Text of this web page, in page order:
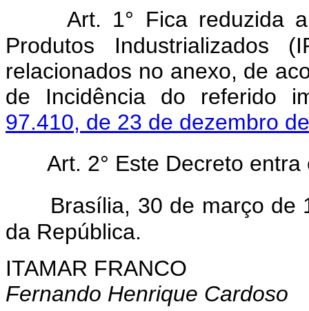
Art. 1° Fica reduzida
Produtos Industrializados
relacionados no anexo, de
de Incidência do referido
97.410, de 23 de dezembro
Art. 2° Este Decreto
Brasília, 30 de março de
da República.
ITAMAR FRANCO
Fernando Henrique Cardoso